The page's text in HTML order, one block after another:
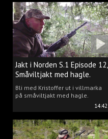
14:42
Jakt i Norden S.1 Episode 12,
Småviltjakt med hagle.
Bli med Kristoffer ut i villmarka
på småviltjakt med hagle.